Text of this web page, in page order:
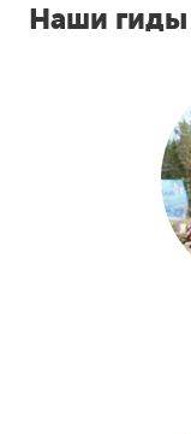
Наши гиды